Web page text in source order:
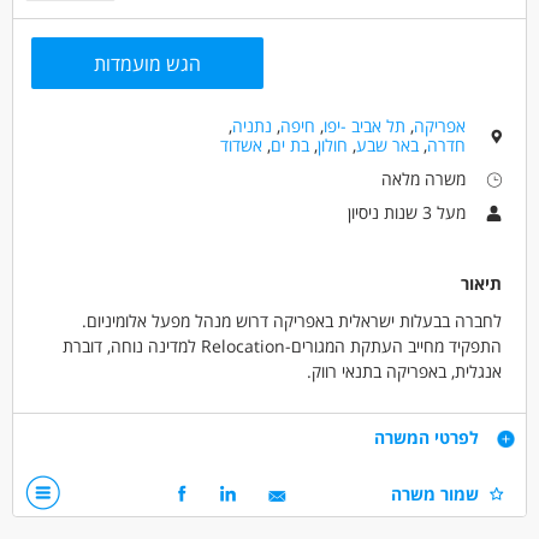
הגש מועמדות
אפריקה, תל אביב -יפו, חיפה, נתניה,
חדרה,באר שבע, חולון,בת ים,אשדוד
משרה מלאה
מעל 3 שנות ניסיון
תיאור
לחברה בבעלות ישראלית באפריקה דרוש מנהל מפעל אלומיניום.
התפקיד מחייב העתקת המגורים-Relocation למדינה נוחה, דוברת
אנגלית, באפריקה בתנאי רווק.
ניהול, תכנון וסנכרון של כלל מערך הייצור, ההתקנות, הלוגיסטיקה ובקרת
האיכות במפעל האלומיניום של החברה. התפקיד דורש מומחיות טכנית
גבוהה בעבודות אלומיניום ומערכות אלומניום מתקדמות (קירות מסך,
לוקובונד), שליטה מלאה בתוכנת Opera לניהול הייצור, ויכולת הובלה
דרישות
לפחות 5 שנות ניסיון בניהול מפעל אלומיניום, או כמנהל יצור במפעל
אלומיניום.
לפרטי המשרה
שמור משרה